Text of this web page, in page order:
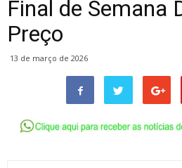
Final de Semana
Preço
13 de março de 2026